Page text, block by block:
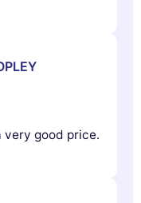
very good price.